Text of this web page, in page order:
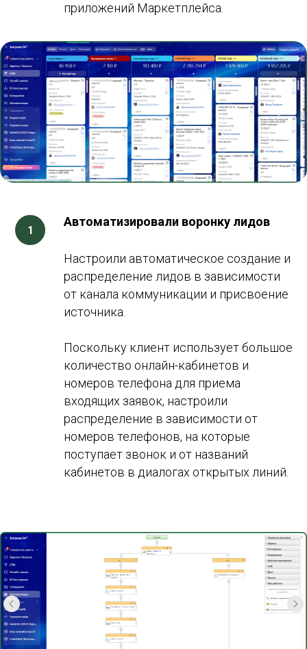
приложений Маркетплейса.
Автоматизировали воронку лидов
Настроили автоматическое создание и
распределение лидов в зависимости
от канала коммуникации и присвоение
источника.
Поскольку клиент использует большое
количество онлайн-кабинетов и
номеров телефона для приема
входящих заявок, настроили
распределение в зависимости от
номеров телефонов, на которые
поступает звонок и от названий
кабинетов в диалогах открытых линий.